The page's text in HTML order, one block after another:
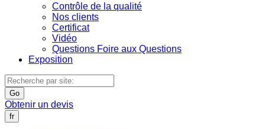
Contrôle de la qualité
Nos clients
Certificat
Vidéo
Questions Foire aux Questions
Exposition
Go
Obtenir un devis
fr